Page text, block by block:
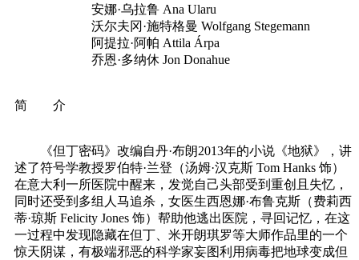
安娜·乌拉鲁 Ana Ularu
沃尔夫冈·施特格曼 Wolfgang Stegemann
阿提拉·阿帕 Attila Árpa
乔恩·多纳休 Jon Donahue
简 介
《但丁密码》改编自丹·布朗2013年的小说《地狱》，讲
述了符号学教授罗伯特·兰登（汤姆·汉克斯 Tom Hanks 饰）
在意大利一所医院中醒来，发觉自己头部受到重创且失忆，
同时还受到多组人马追杀，女医生西恩娜·布鲁克斯（费莉西
蒂·琼斯 Felicity Jones 饰）帮助他逃出医院，寻回记忆，在这
一过程中发现隐藏在但丁、米开朗琪罗等大师作品里的一个
惊天阴谋，有极端邪恶的科学家妄图利用病毒把地球变成但